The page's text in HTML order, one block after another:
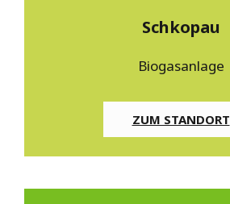
Schkopau
Biogasanlage
ZUM STANDORT